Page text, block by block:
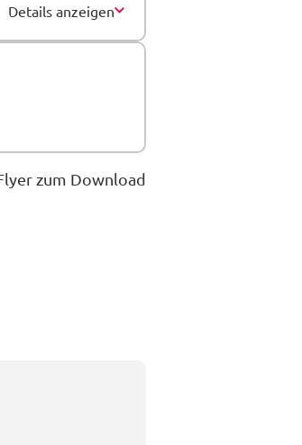
Details anzeigen
zum Download